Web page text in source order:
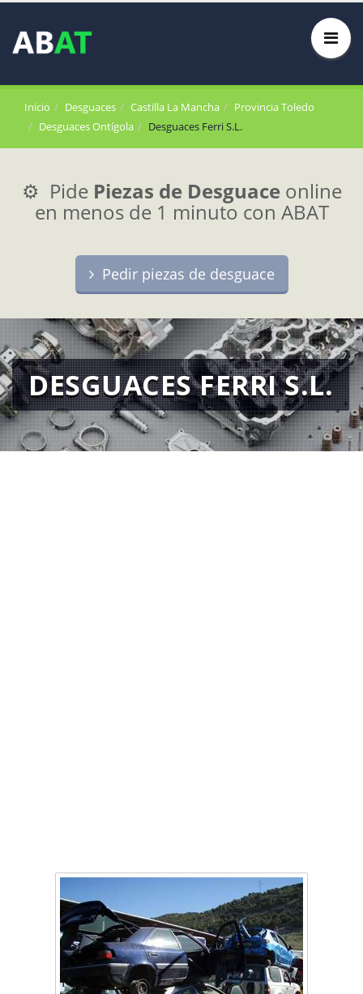
Inicio Desguaces Castilla La Mancha
Provincia Toledo
Desguaces Ontígola
Desguaces Ferri S.L.
⚙️ Pide Piezas de Desguace online
en menos de 1 minuto con ABAT
Pedir piezas de desguace
DESGUACES FERRI S.L.